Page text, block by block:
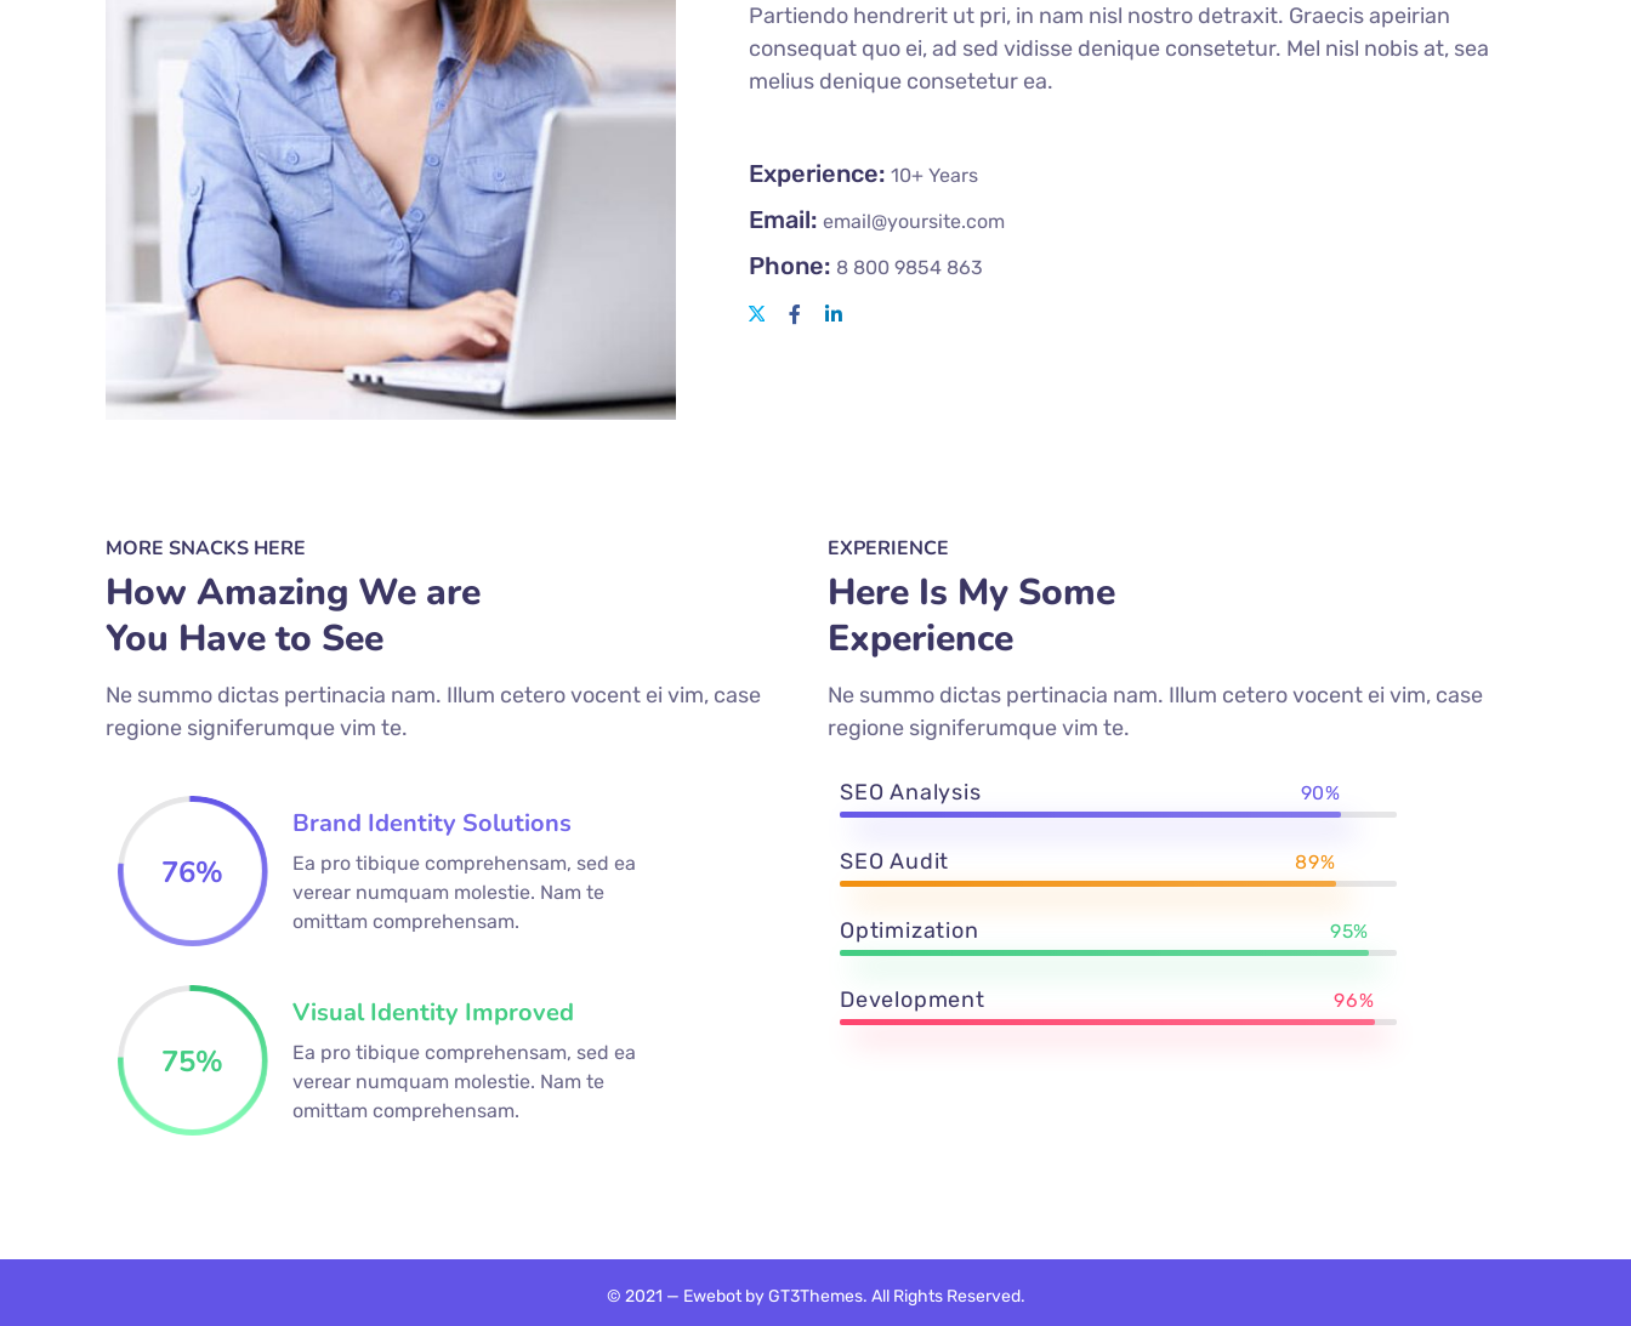
Partiendo hendrerit ut pri, in nam nisl nostro detraxit. Graecis apeirian
consequat quo ei, ad sed vidisse denique consetetur. Mel nisl nobis at, sea
melius denique consetetur ea.
Experience: 10+ Years
Email: email@yoursite.com
Phone: 8 800 9854 863
MORE SNACKS HERE
How Amazing We are
You Have to See
Ne summo dictas pertinacia nam. Illum cetero vocent ei vim, case
regione signiferumque vim te.
76%
Brand Identity Solutions
Ea pro tibique comprehensam, sed ea
verear numquam molestie. Nam te
omittam comprehensam.
75%
Visual Identity Improved
Ea pro tibique comprehensam, sed ea
verear numquam molestie. Nam te
omittam comprehensam.
EXPERIENCE
Here Is My Some
Experience
Ne summo dictas pertinacia nam. Illum cetero vocent ei vim, case
regione signiferumque vim te.
SEO Analysis 90%
SEO Audit 89%
Optimization 95%
Development 96%
© 2021 — Ewebot by GT3Themes. All Rights Reserved.